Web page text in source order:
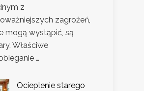
z
zagrożeń,
mogą wystąpić, są
Właściwe
…
Ocieplenie starego